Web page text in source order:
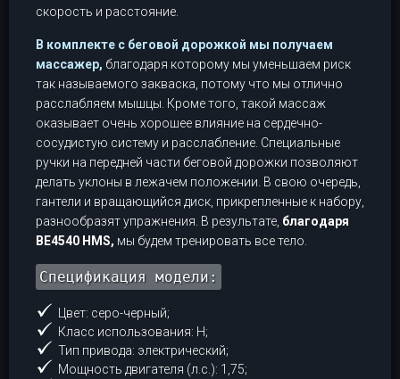
скорость и расстояние.
В комплекте с беговой дорожкой мы получаем
массажер, благодаря которому мы уменьшаем риск
так называемого закваска, потому что мы отлично
расслабляем мышцы. Кроме того, такой массаж
оказывает очень хорошее влияние на сердечно-
сосудистую систему и расслабление. Специальные
ручки на передней части беговой дорожки позволяют
делать уклоны в лежачем положении. В свою очередь,
гантели и вращающийся диск, прикрепленные к набору,
разнообразят упражнения. В результате, благодаря
BE4540 HMS, мы будем тренировать все тело.
Спецификация модели:
Цвет: серо-черный;
Класс использования: H;
Тип привода: электрический;
Мощность двигателя (л.с.): 1,75;